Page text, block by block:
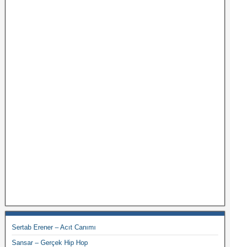
Sertab Erener – Acıt Canımı
Sansar – Gerçek Hip Hop